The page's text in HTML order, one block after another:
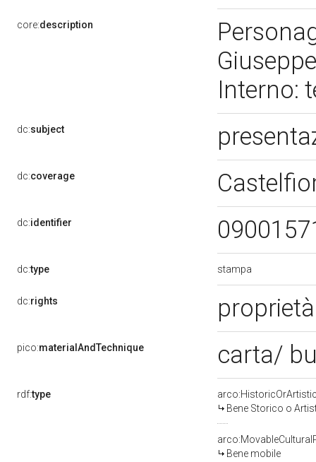
core:description
Interno:
dc:subject
dc:coverage
dc:identifier
dc:type stampa
dc:rights
pico:materialAndTechnique carta/
rdf:type
Bene Storico o
Bene mobile